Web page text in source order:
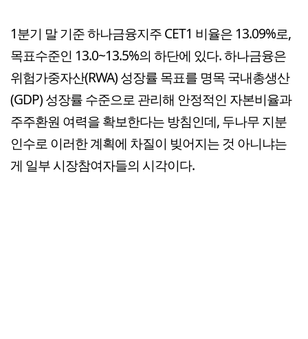
1분기 말 기준 하나금융지주 CET1 비율은 13.09%로,
목표수준인 13.0~13.5%의 하단에 있다. 하나금융은
위험가중자산(RWA) 성장률 목표를 명목 국내총생산
(GDP) 성장률 수준으로 관리해 안정적인 자본비율과
주주환원 여력을 확보한다는 방침인데, 두나무 지분
인수로 이러한 계획에 차질이 빚어지는 것 아니냐는
게 일부 시장참여자들의 시각이다.